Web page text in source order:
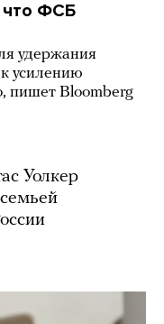
что ФСБ
удержания
усилению
пишет Bloomberg
Уолкер